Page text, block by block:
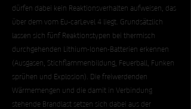
dürfen dabei kein Reaktionsverhalten aufweisen, das
über dem vom Eu-carLevel 4 liegt. Grundsätzlich
lassen sich fünf Reaktionstypen bei thermisch
durchgehenden Lithium-Ionen-Batterien erkennen
(Ausgasen, Stichflammenbildung, Feuerball, Funken
sprühen und Explosion). Die freiwerdenden
Wärmemengen und die damit in Verbindung
stehende Brandlast setzen sich dabei aus der